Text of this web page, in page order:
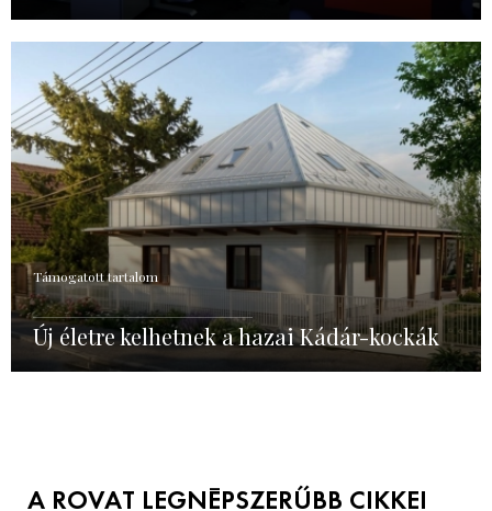
Támogatott tartalom
Új életre kelhetnek a hazai Kádár-kockák
A ROVAT LEGNÉPSZERŰBB CIKKEI